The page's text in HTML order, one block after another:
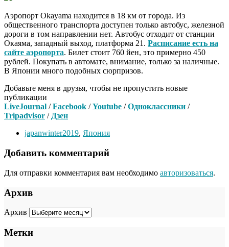
Аэропорт Okayama находится в 18 км от города. Из
общественного транспорта доступен только автобус, железной
дороги в том направлении нет. Автобус отходит от станции
Окаяма, западный выход, платформа 21. Расписание есть на
сайте аэропорта. Билет стоит 760 йен, это примерно 450
рублей. Покупать в автомате, внимание, только за наличные.
В Японии много подобных сюрпризов.
Добавьте меня в друзья, чтобы не пропустить новые
публикации
LiveJournal /Facebook /Youtube /Одноклассники /
Tripadvisor /Дзен
japanwinter2019, Япония
Добавить комментарий
Для отправки комментария вам необходимо авторизоваться.
Архив
Архив
Метки